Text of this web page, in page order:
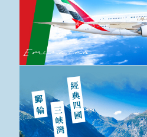
經典四國
三峽灣
郵輪